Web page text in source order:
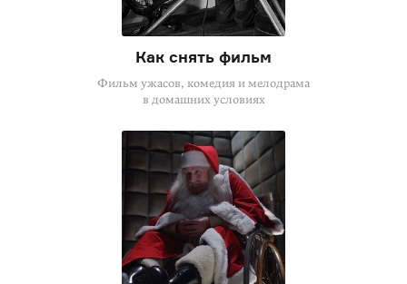
Как снять фильм
Фильм ужасов, комедия и мелодрама
в домашних условиях